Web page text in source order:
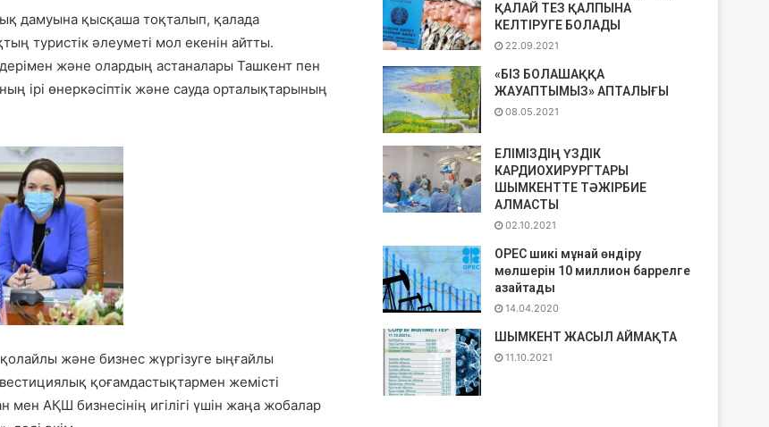
дамуына қысқаша тоқталып, қалада
туристік әлеуметі мол екенін айтты.
және олардың астаналары Ташкент пен
ірі өнеркәсіптік және сауда орталықтарының
және бизнес жүргізуге ыңғайлы
қоғамдастықтармен жемісті
АҚШ бизнесінің игілігі үшін жаңа жобалар
ҚАЛАЙ ТЕЗ ҚАЛПЫНА
КЕЛТІРУГЕ БОЛАДЫ
22.09.2021
«БІЗ БОЛАШАҚҚА
ЖАУАПТЫМЫЗ» АПТАЛЫҒЫ
08.05.2021
ЕЛІМІЗДІҢ ҮЗДІК
КАРДИОХИРУРГТАРЫ
ШЫМКЕНТТЕ ТӘЖІРБИЕ
АЛМАСТЫ
02.10.2021
OPEC шикі мұнай өндіру
мөлшерін 10 миллион баррелге
азайтады
14.04.2020
ШЫМКЕНТ ЖАСЫЛ АЙМАҚТА
11.10.2021